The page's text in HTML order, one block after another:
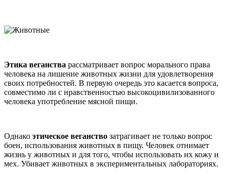
Этика веганства рассматривает вопрос морального права
человека на лишение животных жизни для удовлетворения
своих потребностей. В первую очередь это касается вопроса,
совместимо ли с нравственностью высокоцивилизованного
человека употребление мясной пищи.
Однако этическое веганство затрагивает не только вопрос
боен, использования животных в пищу. Человек отнимает
жизнь у животных и для того, чтобы использовать их кожу и
мех. Убивает животных в экспериментальных лабораториях.